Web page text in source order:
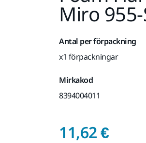
Miro 955-
Antal per förpackning
x1 förpackningar
Mirkakod
8394004011
11,62 €Pris